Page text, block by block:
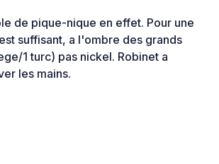
de pique-nique en effet. Pour une
suffisant, a l'ombre des grands
1 turc) pas nickel. Robinet a
les mains.